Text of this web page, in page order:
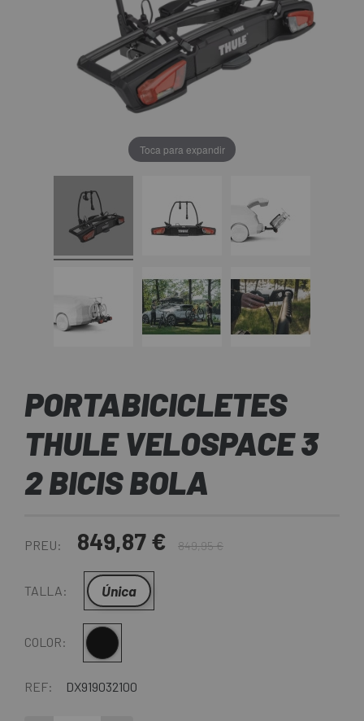
Toca para expandir
PORTABICICLETES
THULE VELOSPACE 3
2 BICIS BOLA
PREU: 849,87 € 849,95 €
TALLA: Única
COLOR: Multi
REF: DX919032100